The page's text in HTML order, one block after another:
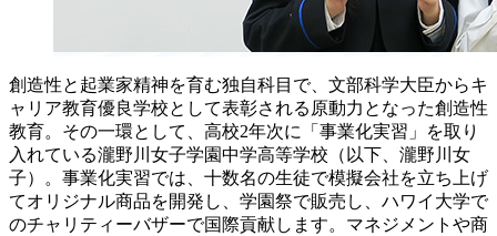
創造性と起業家精神を育む独自科目で、文部科学大臣からキ
ャリア教育優良学校として表彰される原動力となった創造性
教育。その一環として、高校2年次に「事業化実習」を取り
入れている瀧野川女子学園中学高等学校（以下、瀧野川女
子）。事業化実習では、十数名の生徒で模擬会社を立ち上げ
てオリジナル商品を開発し、学園祭で販売し、ハワイ大学で
のチャリティーバザーで国際貢献します。マネジメントや商